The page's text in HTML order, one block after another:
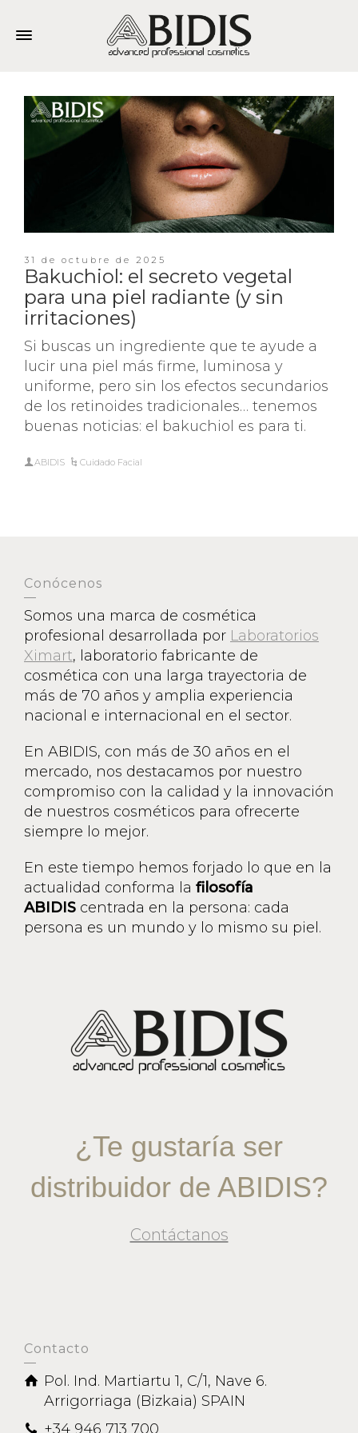
31 de octubre de 2025
Bakuchiol: el secreto vegetal
para una piel radiante (y sin
irritaciones)
Si buscas un ingrediente que te ayude a
lucir una piel más firme, luminosa y
uniforme, pero sin los efectos secundarios
de los retinoides tradicionales… tenemos
buenas noticias: el bakuchiol es para ti.
ABIDIS Cuidado Facial
Conócenos
Somos una marca de cosmética
profesional desarrollada por Laboratorios
Ximart, laboratorio fabricante de
cosmética con una larga trayectoria de
más de 70 años y amplia experiencia
nacional e internacional en el sector.
En ABIDIS, con más de 30 años en el
mercado, nos destacamos por nuestro
compromiso con la calidad y la innovación
de nuestros cosméticos para ofrecerte
siempre lo mejor.
En este tiempo hemos forjado lo que en la
actualidad conforma la filosofía
ABIDIS centrada en la persona: cada
persona es un mundo y lo mismo su piel.
¿Te gustaría ser
distribuidor de ABIDIS?
Contáctanos
Contacto
Pol. Ind. Martiartu 1, C/1, Nave 6.
Arrigorriaga (Bizkaia) SPAIN
+34 946 713 700